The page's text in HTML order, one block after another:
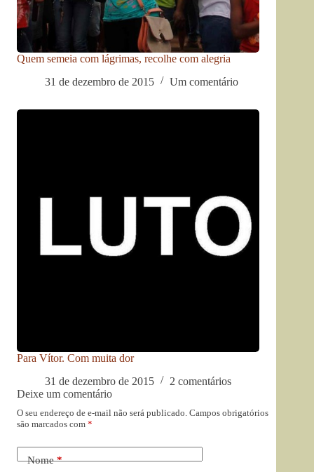
Quem semeia com lágrimas, recolhe com alegria
31 de dezembro de 2015
Um comentário
Para Vítor. Com muita dor
31 de dezembro de 2015
2 comentários
Deixe um comentário
O seu endereço de e-mail não será publicado. Campos obrigatórios
são marcados com *
Nome*